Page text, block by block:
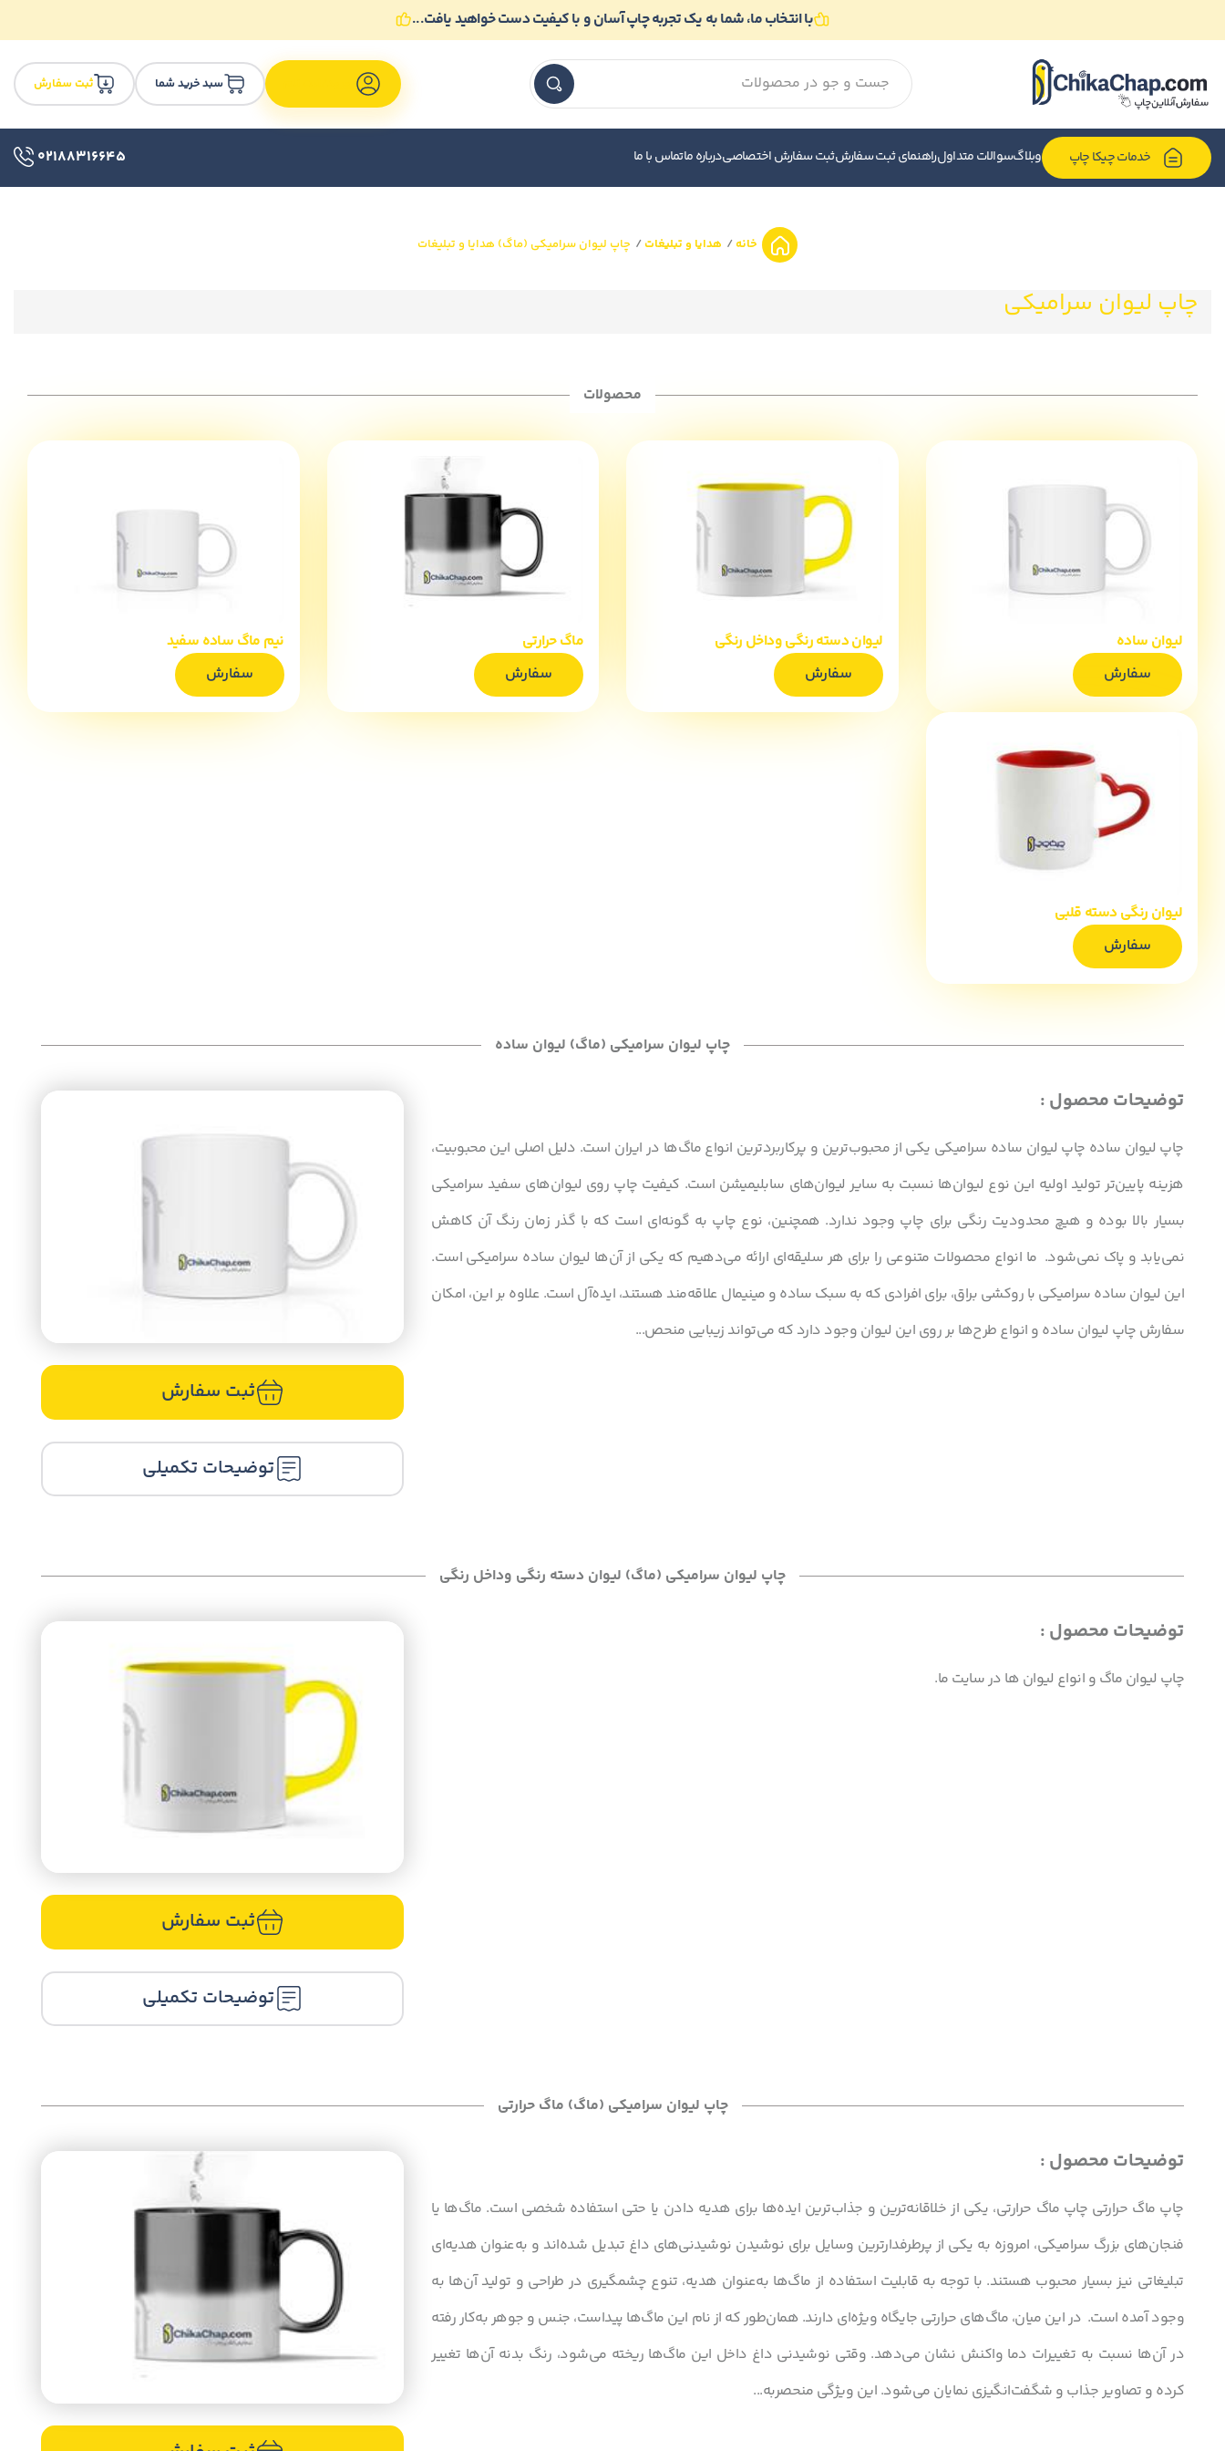
با انتخاب ما، شما به یک تجربه چاپ آسان و با کیفیت دست خواهید یافت...
سبد خرید شما ثبت سفارش
خدمات چیکا چاپ وبلاگسوالات متداولراهنمای ثبت سفارشثبت سفارش اختصاصیدرباره ماتماس با ما 02188316645
خانه هدایا و تبلیغات چاپ لیوان سرامیکی (ماگ) هدایا و تبلیغات
چاپ لیوان سرامیکی
محصولات
لیوان ساده
سفارش
لیوان دسته رنگی وداخل رنگی
سفارش
ماگ حرارتی
سفارش
نیم ماگ ساده سفید
سفارش
لیوان رنگی دسته قلبی
سفارش
چاپ لیوان سرامیکی (ماگ) لیوان ساده
توضیحات محصول :
چاپ لیوان‌ ساده چاپ لیوان‌ ساده سرامیکی یکی از محبوب‌ترین و پرکاربردترین انواع ماگ‌ها در ایران است. دلیل اصلی این محبوبیت،
هزینه پایین‌تر‌ تولید اولیه این نوع لیوان‌‌ها نسبت به سایر لیوان‌های سابلیمیشن است. کیفیت چاپ روی لیوان‌های سفید سرامیکی
بسیار بالا بوده و هیچ محدودیت رنگی برای چاپ وجود ندارد. همچنین، نوع چاپ به گونه‌ای است که با گذر زمان رنگ آن کاهش
نمی‌یابد و پاک نمی‌شود. ما انواع محصولات متنوعی را برای هر سلیقه‌ای ارائه می‌دهیم که یکی از آن‌ها لیوان ساده سرامیکی است.
این لیوان ساده سرامیکی با روکشی براق، برای افرادی که به سبک ساده و مینیمال علاقه‌مند هستند، ایده‌آل است. علاوه بر این، امکان
سفارش چاپ لیوان ساده و انواع طرح‌ها بر روی این لیوان وجود دارد که می‌تواند زیبایی منحص...
ثبت سفارش
توضیحات تکمیلی
چاپ لیوان سرامیکی (ماگ) لیوان دسته رنگی وداخل رنگی
توضیحات محصول :
چاپ لیوان ماگ و انواع لیوان ها در سایت ما.
ثبت سفارش
توضیحات تکمیلی
چاپ لیوان سرامیکی (ماگ) ماگ حرارتی
توضیحات محصول :
چاپ ماگ حرارتی چاپ ماگ حرارتی، یکی از خلاقانه‌ترین و جذاب‌ترین ایده‌ها برای هدیه دادن یا حتی استفاده شخصی است. ماگ‌ها یا
فنجان‌های بزرگ سرامیکی، امروزه به یکی از پرطرفدارترین وسایل برای نوشیدن نوشیدنی‌های داغ تبدیل شده‌اند و به‌عنوان هدیه‌ای
تبلیغاتی نیز بسیار محبوب هستند. با توجه به قابلیت استفاده از ماگ‌ها به‌عنوان هدیه، تنوع چشمگیری در طراحی و تولید آن‌ها به
وجود آمده است. در این میان، ماگ‌های حرارتی جایگاه ویژه‌ای دارند. همان‌طور که از نام این ماگ‌ها پیداست، جنس و جوهر به‌کار رفته
در آن‌ها نسبت به تغییرات دما واکنش نشان می‌دهد. وقتی نوشیدنی داغ داخل این ماگ‌ها ریخته می‌شود، رنگ بدنه آن‌ها تغییر
کرده و تصاویر جذاب و شگفت‌انگیزی نمایان می‌شود. این ویژگی منحصربه...